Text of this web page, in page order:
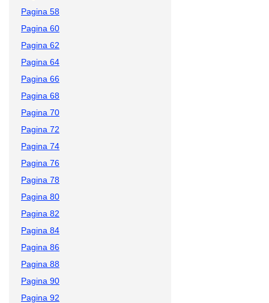
Pagina 58
Pagina 60
Pagina 62
Pagina 64
Pagina 66
Pagina 68
Pagina 70
Pagina 72
Pagina 74
Pagina 76
Pagina 78
Pagina 80
Pagina 82
Pagina 84
Pagina 86
Pagina 88
Pagina 90
Pagina 92